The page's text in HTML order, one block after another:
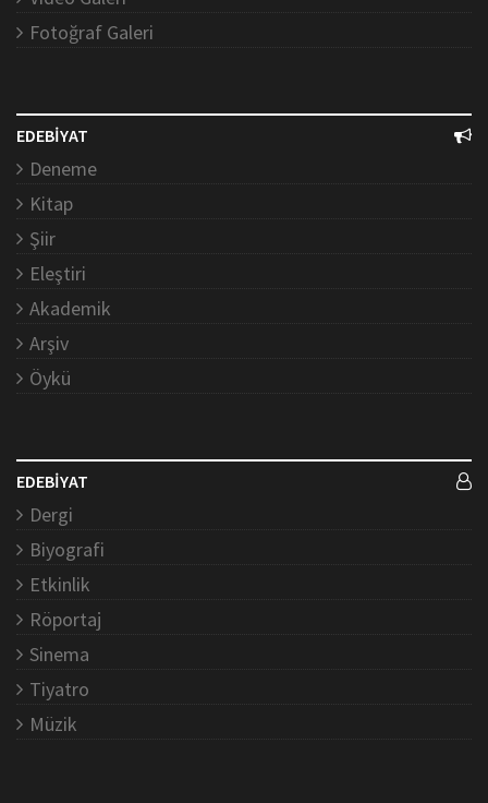
Fotoğraf Galeri
EDEBİYAT
Deneme
Kitap
Şiir
Eleştiri
Akademik
Arşiv
Öykü
EDEBİYAT
Dergi
Biyografi
Etkinlik
Röportaj
Sinema
Tiyatro
Müzik